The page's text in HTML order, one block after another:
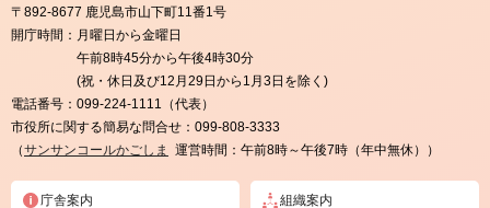
〒892-8677 鹿児島市山下町11番1号
開庁時間： 月曜日から金曜日
午前8時45分から午後4時30分
(祝・休日及び12月29日から1月3日を除く)
電話番号： 099-224-1111（代表）
市役所に関する簡易な問合せ： 099-808-3333
（サンサンコールかごしま 運営時間：午前8時～午後7時（年中無休））
庁舎案内 組織案内